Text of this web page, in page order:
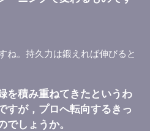
ね。持久力は鍛えれば伸びると
を積み重ねてきたというわ
すが，プロへ転向するきっ
でしょうか。